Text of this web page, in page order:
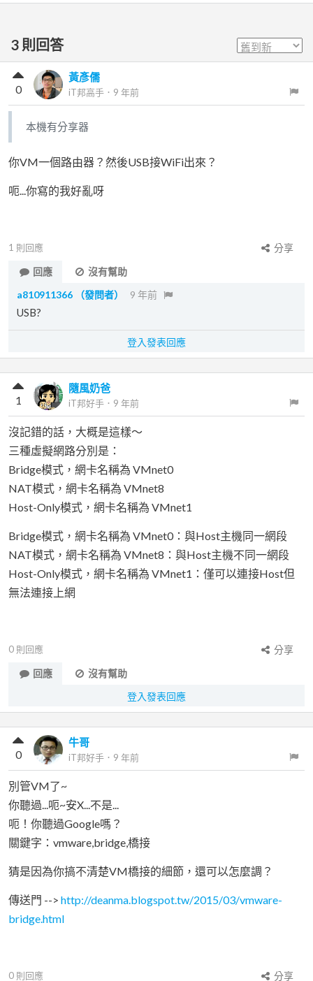
3 則回答
黃彥儒
iT邦高手 ． 9 年前
0
本機有分享器
你VM一個路由器？然後USB接WiFi出來？
呃...你寫的我好亂呀
1 則回應
分享
回應
沒有幫助
a810911366
（發問者） 9 年前
USB?
登入發表回應
隨風奶爸
iT邦好手 ． 9 年前
1
沒記錯的話，大概是這樣～
三種虛擬網路分別是：
Bridge模式，網卡名稱為 VMnet0
NAT模式，網卡名稱為 VMnet8
Host-Only模式，網卡名稱為 VMnet1
Bridge模式，網卡名稱為 VMnet0：與Host主機同一網段
NAT模式，網卡名稱為 VMnet8：與Host主機不同一網段
Host-Only模式，網卡名稱為 VMnet1：僅可以連接Host但
無法連接上網
0 則回應
分享
回應
沒有幫助
登入發表回應
牛哥
iT邦好手 ． 9 年前
0
別管VM了~
你聽過...呃~安X...不是...
呃！你聽過Google嗎？
關鍵字：vmware,bridge,橋接
猜是因為你搞不清楚VM橋接的細節，還可以怎麼調？
傳送門 --> http://deanma.blogspot.tw/2015/03/vmware-
bridge.html
0 則回應 分享